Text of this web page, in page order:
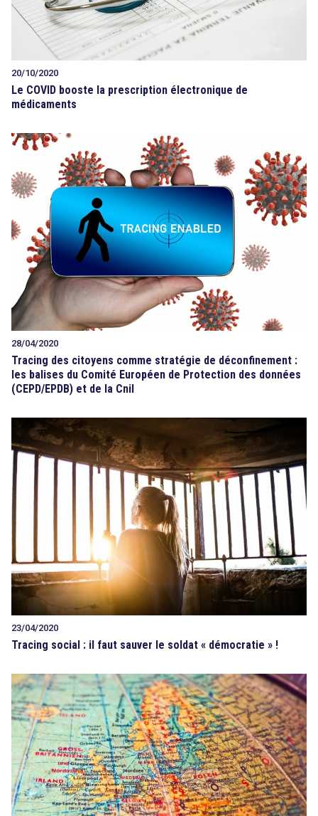
20/10/2020
Le COVID booste la prescription électronique de
médicaments
28/04/2020
Tracing des citoyens comme stratégie de déconfinement :
les balises du Comité Européen de Protection des données
(CEPD/EPDB) et de la Cnil
23/04/2020
Tracing social : il faut sauver le soldat « démocratie » !